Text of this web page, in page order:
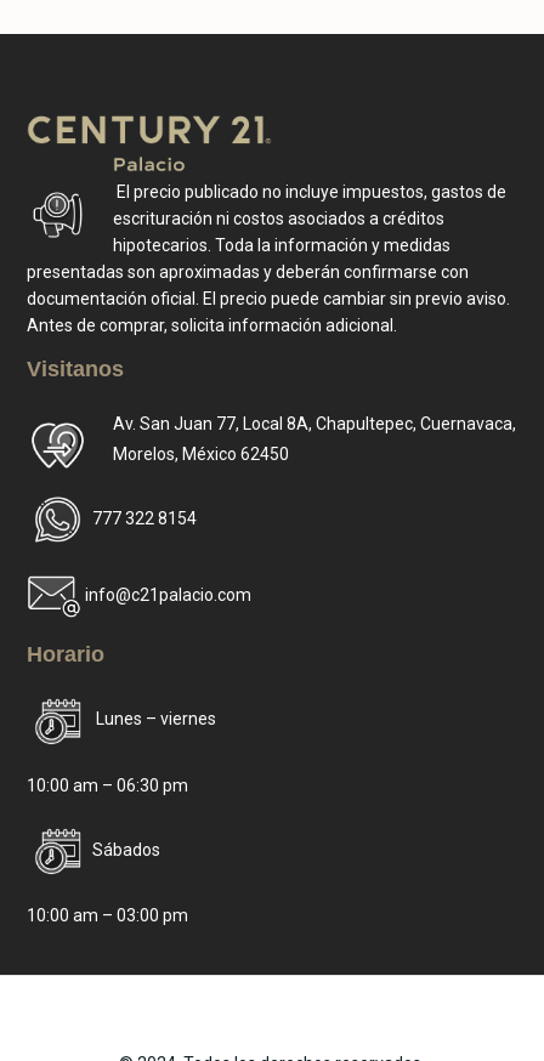
El precio publicado no incluye impuestos, gastos de
escrituración ni costos asociados a créditos
hipotecarios. Toda la información y medidas
presentadas son aproximadas y deberán confirmarse con
documentación oficial. El precio puede cambiar sin previo aviso.
Antes de comprar, solicita información adicional.
Visitanos
Av. San Juan 77, Local 8A, Chapultepec, Cuernavaca,
Morelos, México 62450
777 322 8154
info@c21palacio.com
Horario
Lunes – viernes
10:00 am – 06:30 pm
Sábados
10:00 am – 03:00 pm